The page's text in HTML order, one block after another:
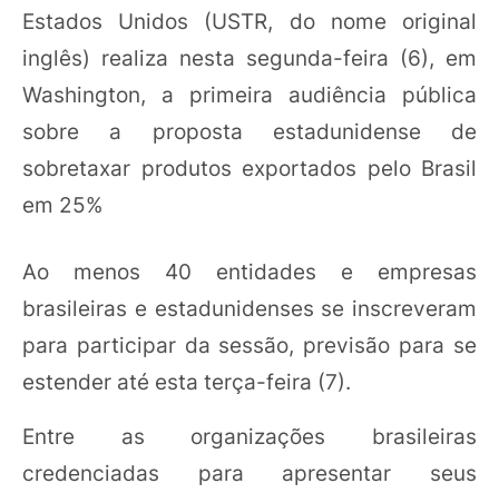
Estados Unidos (USTR, do nome original
inglês) realiza nesta segunda-feira (6), em
Washington, a primeira audiência pública
sobre a proposta estadunidense de
sobretaxar produtos exportados pelo Brasil
em 25%
Ao menos 40 entidades e empresas
brasileiras e estadunidenses se inscreveram
para participar da sessão, previsão para se
estender até esta terça-feira (7).
Entre as organizações brasileiras
credenciadas para apresentar seus